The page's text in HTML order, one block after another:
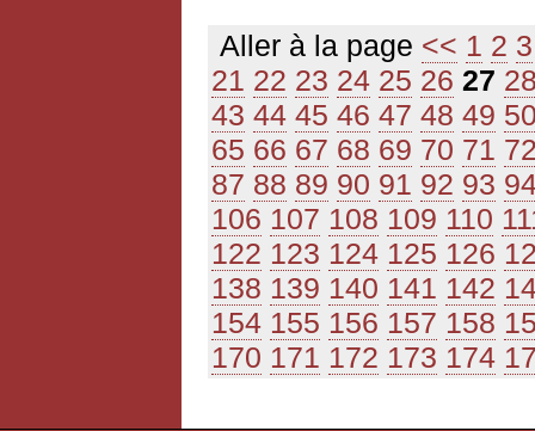
Aller à la page << 1 2 3
21 22 23 24 25 26 27
43 44 45 46 47 48 49
65 66 67 68 69 70 71
87 88 89 90 91 92 93
106 107 108 109 110
122 123 124 125 126
138 139 140 141 142
154 155 156 157 158
170 171 172 173 174